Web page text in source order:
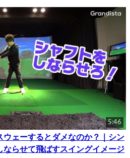
5:46
ウェーするとダメなのか？｜シン
ならせて飛ばすスイングイメージ